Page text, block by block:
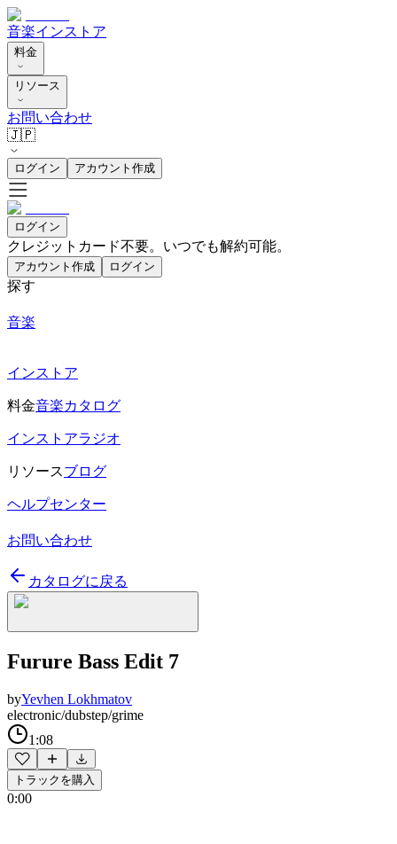
音楽インストア
料金
リソース
お問い合わせ
🇯🇵
ログイン アカウント作成
ログイン
クレジットカード不要。いつでも解約可能。
アカウント作成 ログイン
探す
音楽
インストア
料金音楽カタログ
インストアラジオ
リソースブログ
ヘルプセンター
お問い合わせ
カタログに戻る
Furure Bass Edit 7
byYevhen Lokhmatov
electronic/dubstep/grime
1:08
トラックを購入
0:00